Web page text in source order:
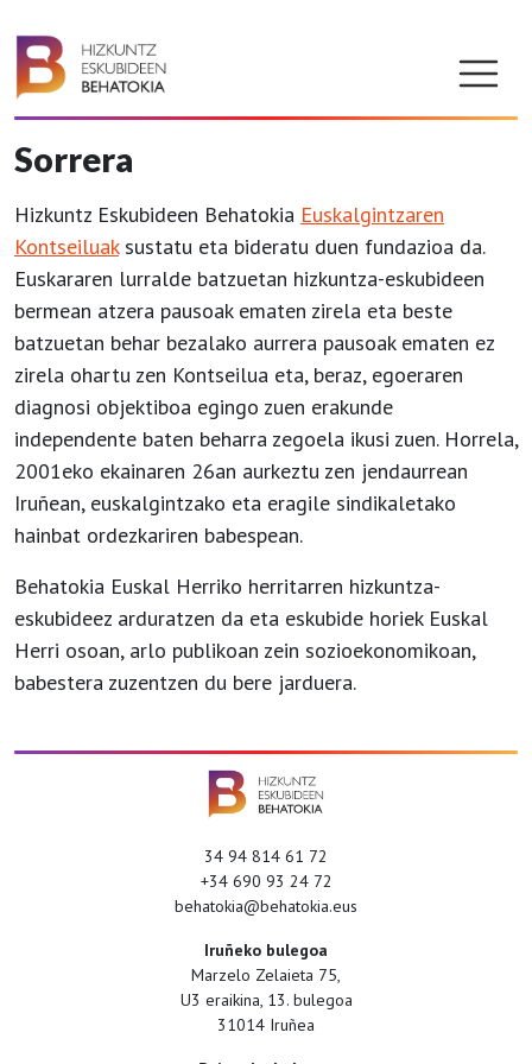
Sorrera
Hizkuntz Eskubideen Behatokia Euskalgintzaren
Kontseiluaksustatu eta bideratu duen fundazioa da.
Euskararen lurralde batzuetan hizkuntza-eskubideen
bermean atzera pausoak ematen zirela eta beste
batzuetan behar bezalako aurrera pausoak ematen ez
zirela ohartu zen Kontseilua eta, beraz, egoeraren
diagnosi objektiboa egingo zuen erakunde
independente baten beharra zegoela ikusi zuen. Horrela,
2001eko ekainaren 26an aurkeztu zen jendaurrean
Iruñean, euskalgintzako eta eragile sindikaletako
hainbat ordezkariren babespean.
Behatokia Euskal Herriko herritarren hizkuntza-
eskubideez arduratzen da eta eskubide horiek Euskal
Herri osoan, arlo publikoan zein sozioekonomikoan,
babestera zuzentzen du bere jarduera.
34 94 814 61 72
+34 690 93 24 72
behatokia@behatokia.eus
Iruñeko bulegoa
Marzelo Zelaieta 75,
U3 eraikina, 13. bulegoa
31014 Iruñea